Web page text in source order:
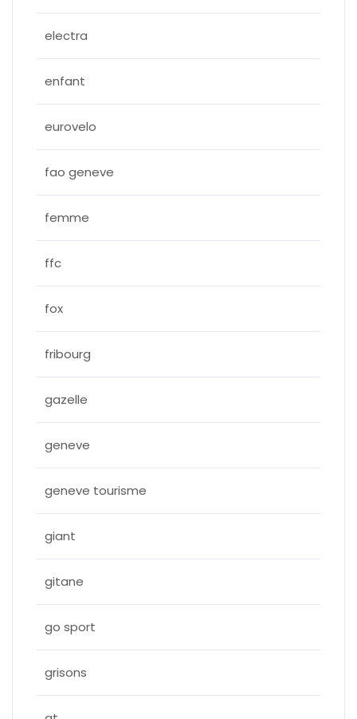
electra
enfant
eurovelo
fao geneve
femme
ffc
fox
fribourg
gazelle
geneve
geneve tourisme
giant
gitane
go sport
grisons